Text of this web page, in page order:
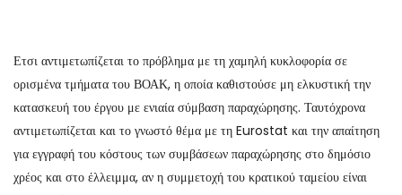
Ετσι αντιμετωπίζεται το πρόβλημα με τη χαμηλή κυκλοφορία σε
ορισμένα τμήματα του ΒΟΑΚ, η οποία καθιστούσε μη ελκυστική την
κατασκευή του έργου με ενιαία σύμβαση παραχώρησης. Ταυτόχρονα
αντιμετωπίζεται και το γνωστό θέμα με τη Eurostat και την απαίτηση
για εγγραφή του κόστους των συμβάσεων παραχώρησης στο δημόσιο
χρέος και στο έλλειμμα, αν η συμμετοχή του κρατικού ταμείου είναι